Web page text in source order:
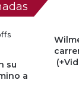
su
a